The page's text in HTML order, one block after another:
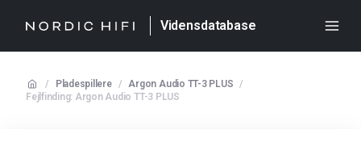
Vidensdatabase
/ Pladespillere / Argon Audio TT-3 PLUS /
Fejlfinding: Argon Audio TT-3 PLUS